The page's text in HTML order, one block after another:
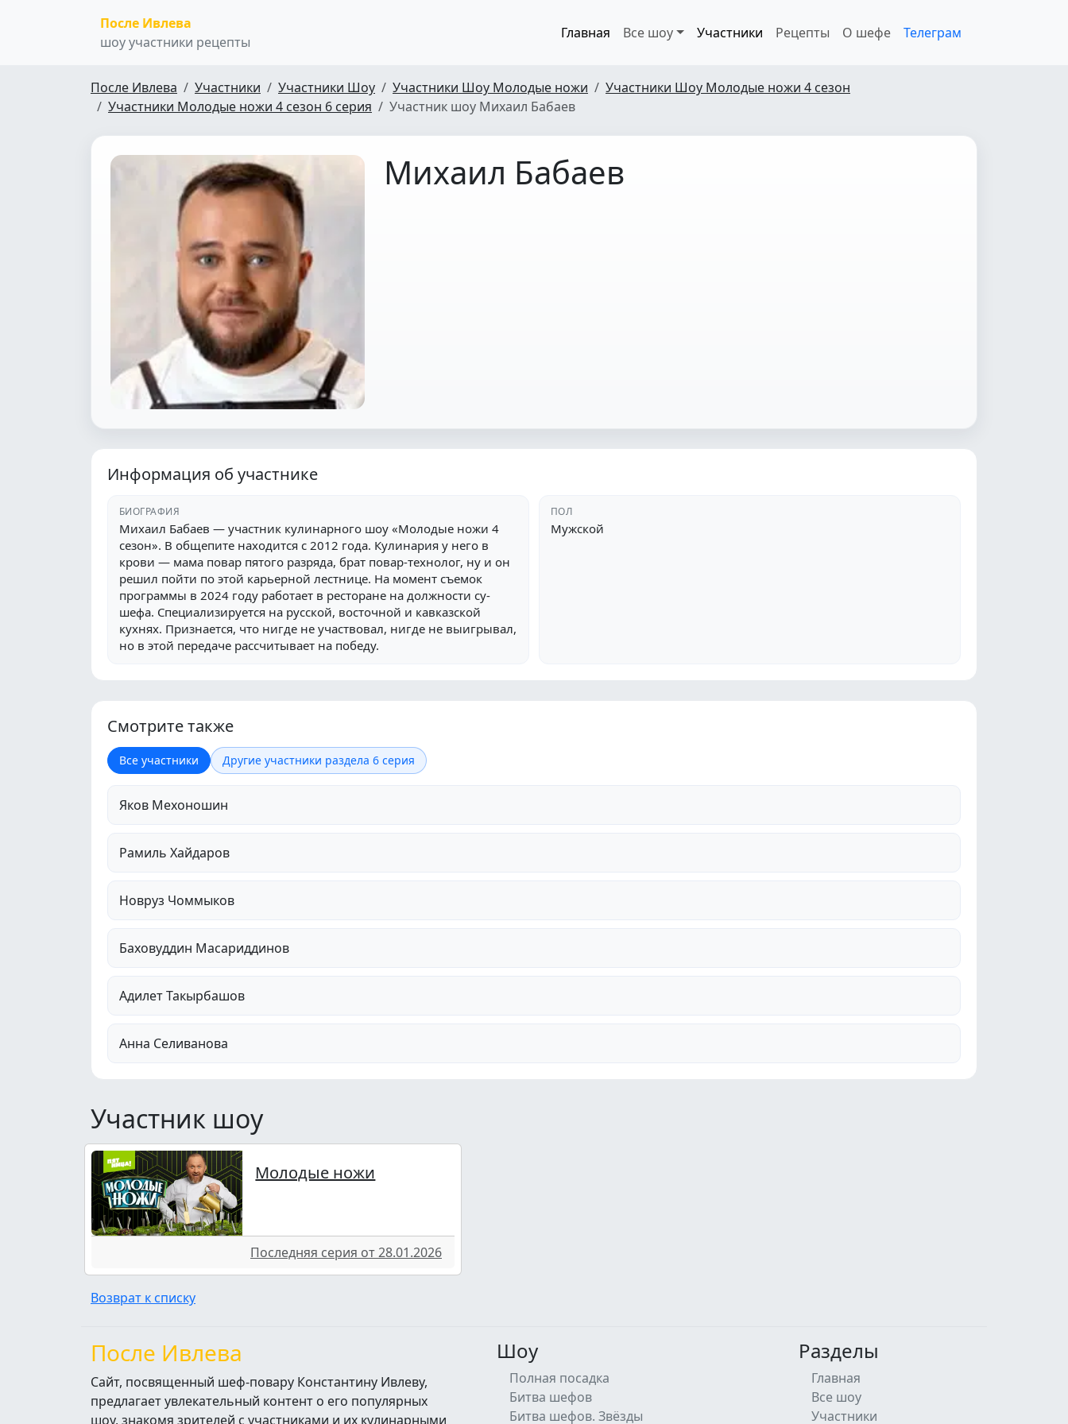
После Ивлева
шоу участники рецепты
Главная Все шоу Участники Рецепты О шефе Телеграм
После Ивлева Участники Участники Шоу Участники Шоу Молодые ножи
Участники Шоу Молодые ножи 4 сезон
Участники Молодые ножи 4 сезон 6 серия
Участник шоу Михаил Бабаев
Михаил Бабаев
Информация об участнике
БИОГРАФИЯ
Михаил Бабаев — участник кулинарного шоу «Молодые ножи 4
сезон». В общепите находится с 2012 года. Кулинария у него в
крови — мама повар пятого разряда, брат повар-технолог, ну и он
решил пойти по этой карьерной лестнице. На момент съемок
программы в 2024 году работает в ресторане на должности су-
шефа. Специализируется на русской, восточной и кавказской
кухнях. Признается, что нигде не участвовал, нигде не выигрывал,
но в этой передаче рассчитывает на победу.
ПОЛ
Мужской
Смотрите также
Все участники Другие участники раздела 6 серия
Яков Мехоношин
Рамиль Хайдаров
Новруз Чоммыков
Баховуддин Масариддинов
Адилет Такырбашов
Анна Селиванова
Участник шоу
Молодые ножи
Последняя серия от 28.01.2026
Возврат к списку
После Ивлева
Сайт, посвященный шеф-повару Константину Ивлеву,
предлагает увлекательный контент о его популярных
шоу, знакомя зрителей с участниками и их кулинарными
Шоу
Полная посадка
Битва шефов
Битва шефов. Звёзды
Разделы
Главная
Все шоу
Участники